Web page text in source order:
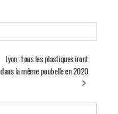
Lyon : tous les plastiques iront
dans la même poubelle en 2020